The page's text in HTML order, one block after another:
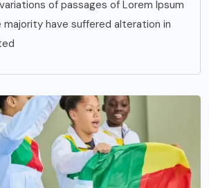
of passages of Lorem Ipsum
have suffered alteration in